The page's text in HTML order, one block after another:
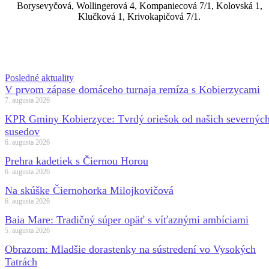
Borysevyčová, Wollingerová 4, Kompaniecová 7/1, Kolovská 1,
Klučková 1, Krivokapičová 7/1.
Posledné aktuality
V prvom zápase domáceho turnaja remíza s Kobierzycami
7. augusta 2026
KPR Gminy Kobierzyce: Tvrdý oriešok od našich
susedov
6. augusta 2026
Prehra kadetiek s Čiernou Horou
6. augusta 2026
Na skúške Čiernohorka Milojkovičová
6. augusta 2026
Baia Mare: Tradičný súper opäť s víťaznými ambíciami
5. augusta 2026
Obrazom: Mladšie dorastenky na sústredení vo Vysokých
Tatrách